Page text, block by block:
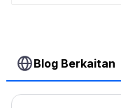
Blog Berkaitan